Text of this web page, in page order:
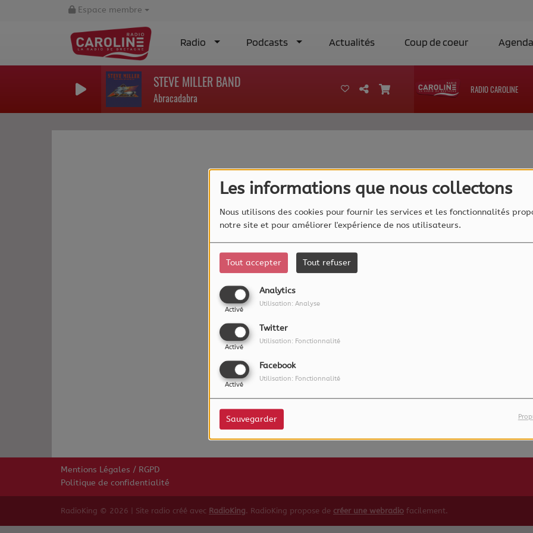
Les informations que nous collectons
Nous utilisons des cookies pour fournir les services et les fonctionnalités
notre site et pour améliorer l'expérience de nos utilisateurs.
Tout accepter Tout refuser
Analytics
Activé
Utilisation: Analyse
Twitter
Activé
Utilisation: Fonctionnalité
Facebook
Activé
Utilisation: Fonctionnalité
Sauvegarder
Espace membre
Radio Podcasts Actualités Coup de coeur Agenda
STEVE MILLER BAND
Abracadabra
RADIO CAROLINE
Oups, vous avez rencontré une
Il semble que la page que vous recherchez n’existe plus.
Mentions Légales / RGPD
Politique de confidentialité
RadioKing © 2026 | Site radio créé avec RadioKing. RadioKing propose de créer une webradio facilement.